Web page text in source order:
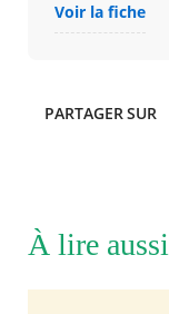
Voir la fiche
PARTAGERSUR
À lire aussi